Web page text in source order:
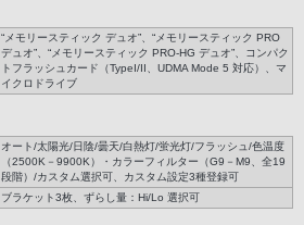
“メモリースティック デュオ”、“メモリースティック PRO
デュオ”、“メモリースティック PRO-HG デュオ”、コンパク
トフラッシュカード（TypeI/II、UDMA Mode 5 対応）、マ
イクロドライブ
オート/太陽光/日陰/曇天/白熱灯/蛍光灯/フラッシュ/色温度
（2500K－9900K）・カラーフィルター（G9－M9、全19
段階）/カスタム選択可、カスタム設定3種登録可
ブラケット3枚、ずらし量：Hi/Lo 選択可